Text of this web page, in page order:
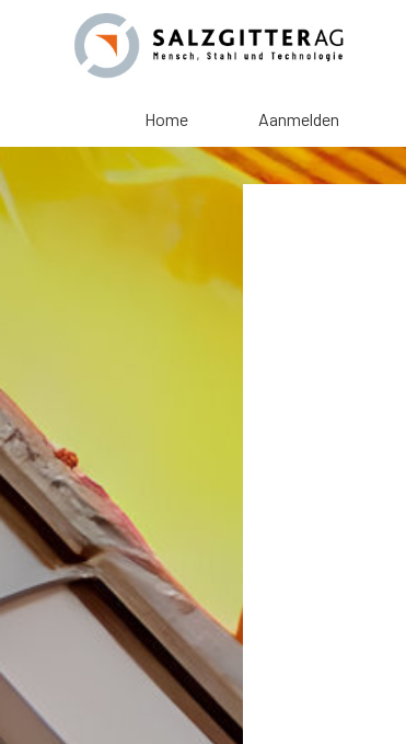
Home Aanmelden